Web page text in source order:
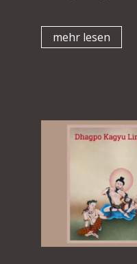
mehr lesen